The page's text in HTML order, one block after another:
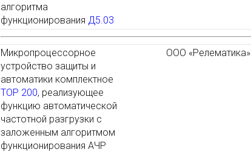
алгоритма
функционирования Д5.03
Микропроцессорное
устройство защиты и
автоматики комплектное
ТОР 200, реализующее
функцию автоматической
частотной разгрузки с
заложенным алгоритмом
функционирования АЧР
ООО «Релематика»